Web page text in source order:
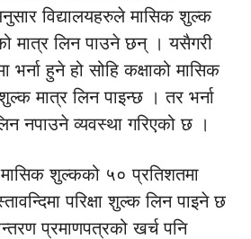
विद्यालयहरुले मासिक शुल्क
मात्र लिन पाउने छन् । यसैगरी
भर्ना हुने हो सोहि कक्षाको मासिक
मात्र लिन पाइन्छ । तर भर्ना
नपाउने व्यवस्था गरिएको छ ।
शुल्कको ५० प्रतिशतमा
परिक्षा शुल्क लिन पाइने छ
प्रमाणपत्रको खर्च पनि